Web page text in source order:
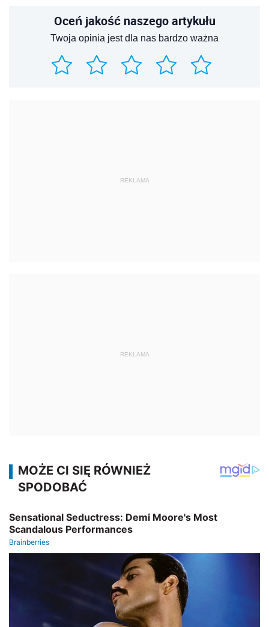
Oceń jakość naszego artykułu
Twoja opinia jest dla nas bardzo ważna
REKLAMA
REKLAMA